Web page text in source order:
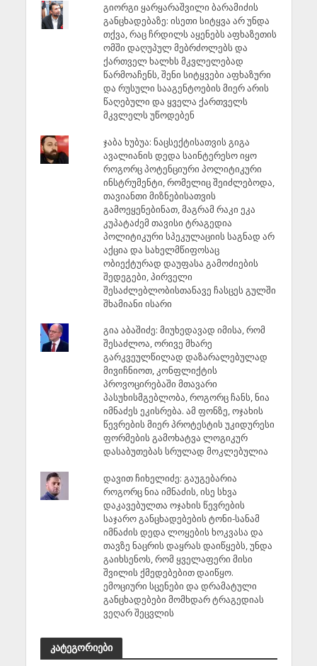
გიორგი ყარყარაშვილი ბარამიძის
განცხადებაზე: ისეთი სიტყვა არ უნდა
თქვა, რაც ჩრდილს აყენებს აფხაზეთის
ომში დაღუპულ მებრძოლებს და
ქართველ ხალხს მკვლელებად
წარმოაჩენს, შენი სიტყვები აფხაზური
და რუსული სააგენტოების მიერ არის
წაღებული და ყველა ქართველს
მკვლელს უწოდებენ
ჯაბა ხუბუა: ნაცსექტისათვის გიგა
ავალიანის დედა საინტერესო იყო
როგორც პოტენციური პოლიტიკური
ინსტრუმენტი, რომელიც შეიძლებოდა,
თავიანთი მიზნებისათვის
გამოეყენებინათ, მაგრამ რაკი ეკა
კუპატაძემ თავისი ტრაგედია
პოლიტიკური სპეკულაციის საგნად არ
აქცია და სახელმწიფოსაც
ობიექტურად დაუფასა გამოძიების
შედეგები, პირველი
შესაძლებლობისთანავე ჩასცეს გულში
შხამიანი ისარი
გია აბაშიძე: მიუხედავად იმისა, რომ
შესაძლოა, ორივე მხარე
გარკვეულწილად დაზარალებულად
მივიჩნიოთ, კონფლიქტის
პროვოცირებაში მთავარი
პასუხისმგებლობა, როგორც ჩანს, ნია
იმნაძეს ეკისრება. ამ ფონზე, ოჯახის
წევრების მიერ პროტესტის უკიდურესი
ფორმების გამოხატვა ლოგიკურ
დასაბუთებას სრულად მოკლებულია
დავით ჩიხელიძე: გაუგებარია
როგორც ნია იმნაძის, ისე სხვა
დაკავებულთა ოჯახის წევრების
საჯარო განცხადებების ტონი-სანამ
იმნაძის დედა ლოყების ხოკვასა და
თავზე ნაცრის დაყრას დაიწყებს, უნდა
გაიხსენოს, რომ ყველაფერი მისი
შვილის ქმედებებით დაიწყო.
ემოციური სცენები და დრამატული
განცხადებები მომხდარ ტრაგედიას
ვეღარ შეცვლის
კატეგორიები